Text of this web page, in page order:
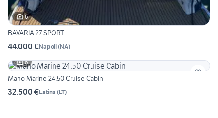
6
BAVARIA 27 SPORT
44.000 €Napoli(NA)
6
Mano Marine 24.50 Cruise Cabin
32.500 €Latina (LT)